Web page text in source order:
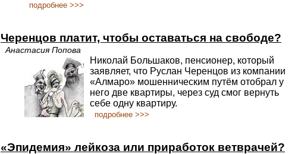
подробнее >>>
Черенцов платит, чтобы оставаться на свободе?
Анастасия Попова
Николай Большаков, пенсионер, который
заявляет, что Руслан Черенцов из компании
«Алмаро» мошенническим путём отобрал у
него две квартиры, через суд смог вернуть
себе одну квартиру.
подробнее >>>
«Эпидемия» лейкоза или приработок ветврачей?